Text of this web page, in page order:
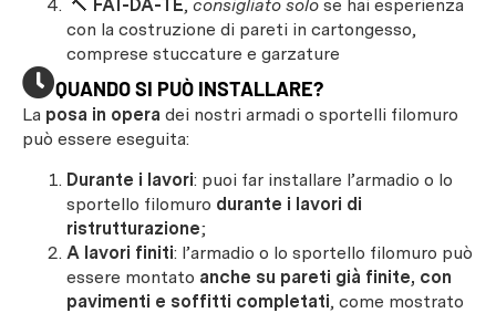
🔨 FAI-DA-TE, consigliato solo se hai esperienza
con la costruzione di pareti in cartongesso,
comprese stuccature e garzature
QUANDO SI PUÒ INSTALLARE?
La posa in opera dei nostri armadi o sportelli filomuro
può essere eseguita:
Durante i lavori: puoi far installare l’armadio o lo
sportello filomuro durante i lavori di
ristrutturazione;
A lavori finiti: l’armadio o lo sportello filomuro può
essere montato anche su pareti già finite, con
pavimenti e soffitti completati, come mostrato